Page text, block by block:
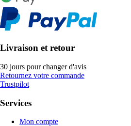
Livraison et retour
30 jours pour changer d'avis
Retournez votre commande
Trustpilot
Services
Mon compte